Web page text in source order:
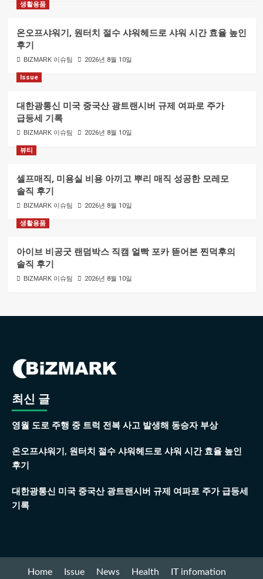
생활용품
온오프샤워기, 원터치 절수 샤워헤드로 샤워 시간 효율 높인
후기
BIZMARK 이슈팀 2026년 8월 10일
Issue
대한광통신 미국 중국산 광트랜시버 규제 여파로 주가
급등세 기록
BIZMARK 이슈팀 2026년 8월 10일
뷰티
셀프매직, 미용실 비용 아끼고 뿌리 매직 성공한 모레모
솔직 후기
BIZMARK 이슈팀 2026년 8월 10일
생활용품
아이브 비공굿 랜덤박스 직캠 얼빡 포카 뜯어본 찐덕후의
솔직 후기
BIZMARK 이슈팀 2026년 8월 10일
최신 글
영월 도로 주행 중 트럭 전복 사고 발생해 동승자 부상
온오프샤워기, 원터치 절수 샤워헤드로 샤워 시간 효율 높인
후기
대한광통신 미국 중국산 광트랜시버 규제 여파로 주가 급등세
기록
Home Issue News Health IT infomation